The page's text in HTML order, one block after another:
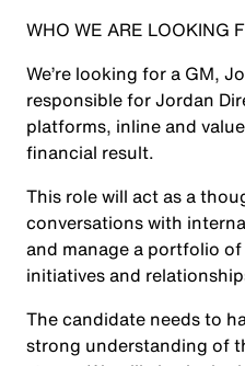
WHO WE ARE LOOKING
We’re looking for a GM,
responsible for Jordan
platforms, inline and
financial result.
This role will act as a
conversations with
and manage a portfolio
initiatives and
The candidate needs to
strong understanding of